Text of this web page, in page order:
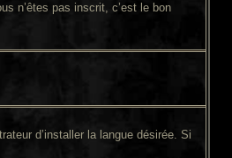
n’êtes pas inscrit, c’est le bon
d’installer la langue désirée. Si